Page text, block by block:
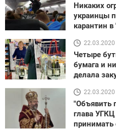
Никаких
украинцы
карантин
Четыре
бумага и
делала
22.03.2020
"Объявить
глава